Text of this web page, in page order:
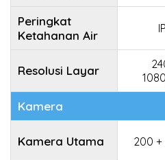
Peringkat
Ketahanan Air
Resolusi Layar
Kamera
Kamera Utama 200 +